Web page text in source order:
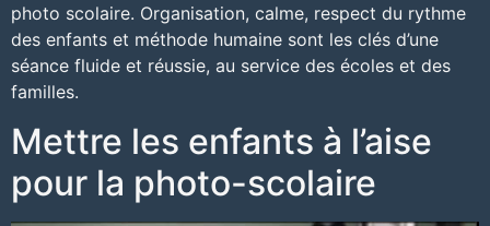
photo scolaire. Organisation, calme, respect du rythme
des enfants et méthode humaine sont les clés d’une
séance fluide et réussie, au service des écoles et des
familles.
Mettre les enfants à l’aise
pour la photo-scolaire